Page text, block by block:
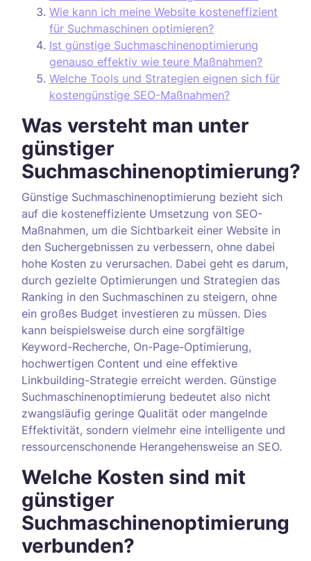
Wie kann ich meine Website kosteneffizient
für Suchmaschinen optimieren?
Ist günstige Suchmaschinenoptimierung
genauso effektiv wie teure Maßnahmen?
Welche Tools und Strategien eignen sich für
kostengünstige SEO-Maßnahmen?
Was versteht man unter
günstiger
Suchmaschinenoptimierung?
Günstige Suchmaschinenoptimierung bezieht sich
auf die kosteneffiziente Umsetzung von SEO-
Maßnahmen, um die Sichtbarkeit einer Website in
den Suchergebnissen zu verbessern, ohne dabei
hohe Kosten zu verursachen. Dabei geht es darum,
durch gezielte Optimierungen und Strategien das
Ranking in den Suchmaschinen zu steigern, ohne
ein großes Budget investieren zu müssen. Dies
kann beispielsweise durch eine sorgfältige
Keyword-Recherche, On-Page-Optimierung,
hochwertigen Content und eine effektive
Linkbuilding-Strategie erreicht werden. Günstige
Suchmaschinenoptimierung bedeutet also nicht
zwangsläufig geringe Qualität oder mangelnde
Effektivität, sondern vielmehr eine intelligente und
ressourcenschonende Herangehensweise an SEO.
Welche Kosten sind mit
günstiger
Suchmaschinenoptimierung
verbunden?